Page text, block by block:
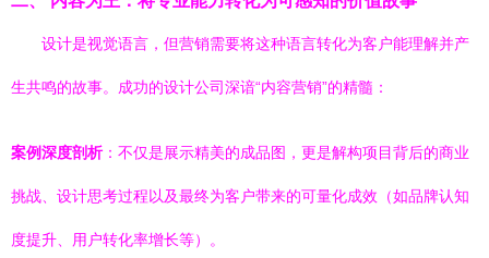
设计是视觉语言，但营销需要将这种语言转化为客户能理解并产
生共鸣的故事。成功的设计公司深谙“内容营销”的精髓：
案例深度剖析：不仅是展示精美的成品图，更是解构项目背后的商业
挑战、设计思考过程以及最终为客户带来的可量化成效（如品牌认知
度提升、用户转化率增长等）。